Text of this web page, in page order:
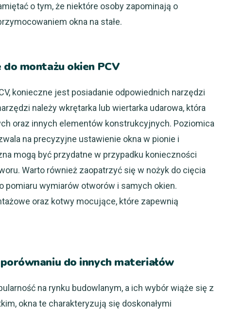
o tym, że niektóre osoby zapominają o
okna na stałe.
do montażu okien PCV
konieczne jest posiadanie odpowiednich narzędzi
należy wkrętarka lub wiertarka udarowa, która
oraz innych elementów konstrukcyjnych. Poziomica
na precyzyjne ustawienie okna w pionie i
mogą być przydatne w przypadku konieczności
Warto również zaopatrzyć się w nożyk do cięcia
pomiaru wymiarów otworów i samych okien.
oraz kotwy mocujące, które zapewnią
do innych materiałów
na rynku budowlanym, a ich wybór wiąże się z
okna te charakteryzują się doskonałymi